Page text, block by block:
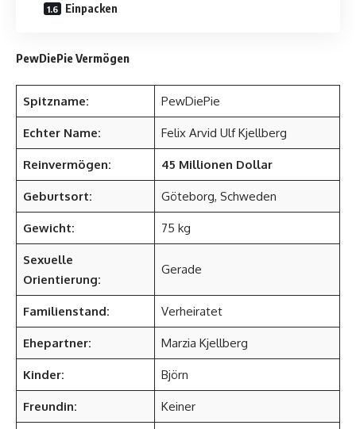
Einpacken
PewDiePie Vermögen
Spitzname: PewDiePie
Echter Name: Felix Arvid Ulf Kjellberg
Reinvermögen: 45 Millionen Dollar
Geburtsort: Göteborg, Schweden
Gewicht: 75 kg
Sexuelle
Orientierung:
Gerade
Familienstand: Verheiratet
Ehepartner: Marzia Kjellberg
Kinder: Björn
Freundin: Keiner